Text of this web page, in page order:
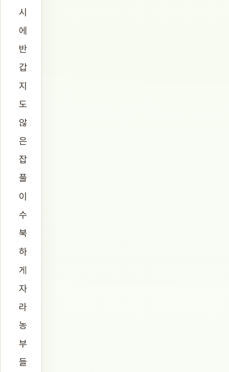
시
에
반
갑
지
도
않
은
잡
풀
이
수
북
하
게
자
라
농
부
들